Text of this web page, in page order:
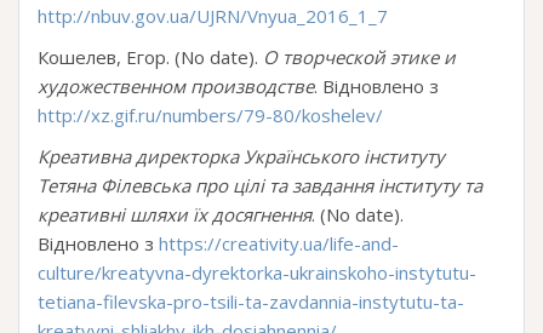
http://nbuv.gov.ua/UJRN/Vnyua_2016_1_7
Кошелев, Егор. (No date). О творческой этике и
художественном производстве. Відновлено з
http://xz.gif.ru/numbers/79-80/koshelev/
Креативна директорка Українського інституту
Тетяна Філевська про цілі та завдання інституту та
креативні шляхи їх досягнення. (No date).
Відновлено з https://creativity.ua/life-and-
culture/kreatyvna-dyrektorka-ukrainskoho-instytutu-
tetiana-filevska-pro-tsili-ta-zavdannia-instytutu-ta-